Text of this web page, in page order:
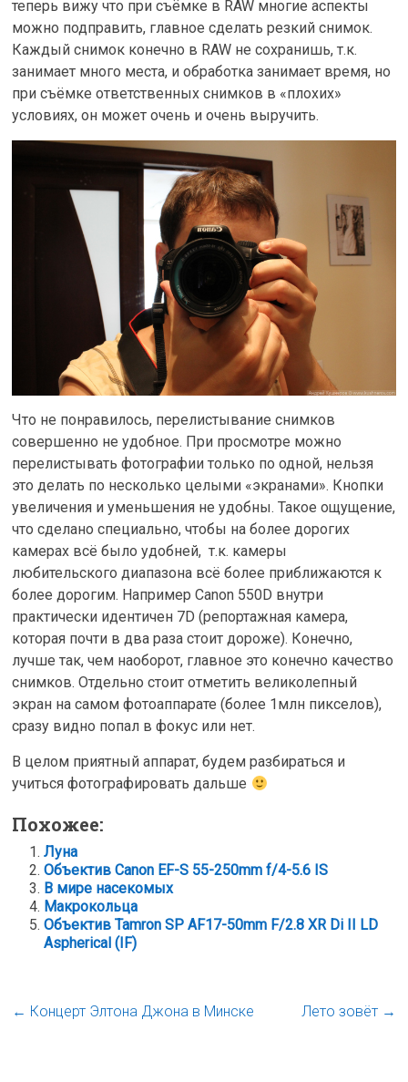
теперь вижу что при съёмке в RAW многие аспекты
можно подправить, главное сделать резкий снимок.
Каждый снимок конечно в RAW не сохранишь, т.к.
занимает много места, и обработка занимает время, но
при съёмке ответственных снимков в «плохих»
условиях, он может очень и очень выручить.
Что не понравилось, перелистывание снимков
совершенно не удобное. При просмотре можно
перелистывать фотографии только по одной, нельзя
это делать по несколько целыми «экранами». Кнопки
увеличения и уменьшения не удобны. Такое ощущение,
что сделано специально, чтобы на более дорогих
камерах всё было удобней, т.к. камеры
любительского диапазона всё более приближаются к
более дорогим. Например Canon 550D внутри
практически идентичен 7D (репортажная камера,
которая почти в два раза стоит дороже). Конечно,
лучше так, чем наоборот, главное это конечно качество
снимков. Отдельно стоит отметить великолепный
экран на самом фотоаппарате (более 1млн пикселов),
сразу видно попал в фокус или нет.
В целом приятный аппарат, будем разбираться и
учиться фотографировать дальше
Похожее:
Луна
Объектив Canon EF-S 55-250mm f/4-5.6 IS
В мире насекомых
Макрокольца
Объектив Tamron SP AF17-50mm F/2.8 XR Di II LD
Aspherical (IF)
← Концерт Элтона Джона в Минске Лето зовёт →